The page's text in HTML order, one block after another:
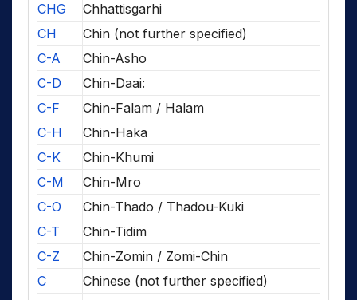
CHG
Chhattisgarhi
CH
Chin (not further specified)
C-A
Chin-Asho
C-D
Chin-Daai:
C-F
Chin-Falam / Halam
C-H
Chin-Haka
C-K
Chin-Khumi
C-M
Chin-Mro
C-O
Chin-Thado / Thadou-Kuki
C-T
Chin-Tidim
C-Z
Chin-Zomin / Zomi-Chin
C
Chinese (not further specified)